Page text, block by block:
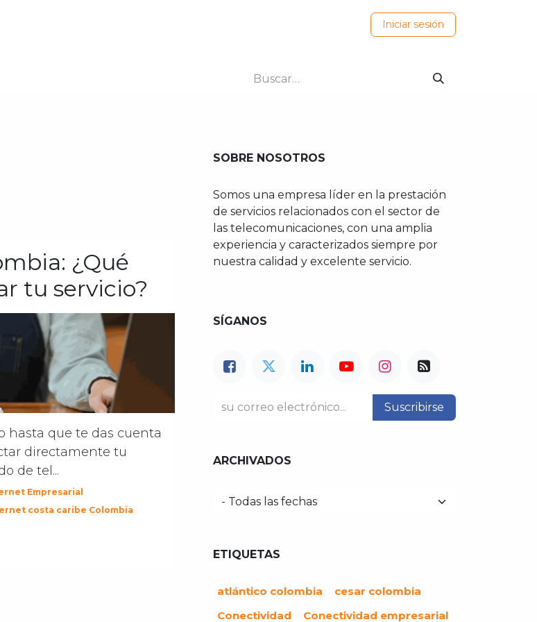
Iniciar sesión
¿Qué
tu servicio?
hasta que te das cuenta
directamente tu
de tel...
Empresarial
costa caribe Colombia
SOBRE NOSOTROS
Somos una empresa líder en la prestación
de servicios relacionados con el sector de
las telecomunicaciones, con una amplia
experiencia y caracterizados siempre por
nuestra calidad y excelente servicio.
SÍGANOS
Suscribirse
ARCHIVADOS
ETIQUETAS
atlántico colombia
cesar colombia
Conectividad
Conectividad empresarial